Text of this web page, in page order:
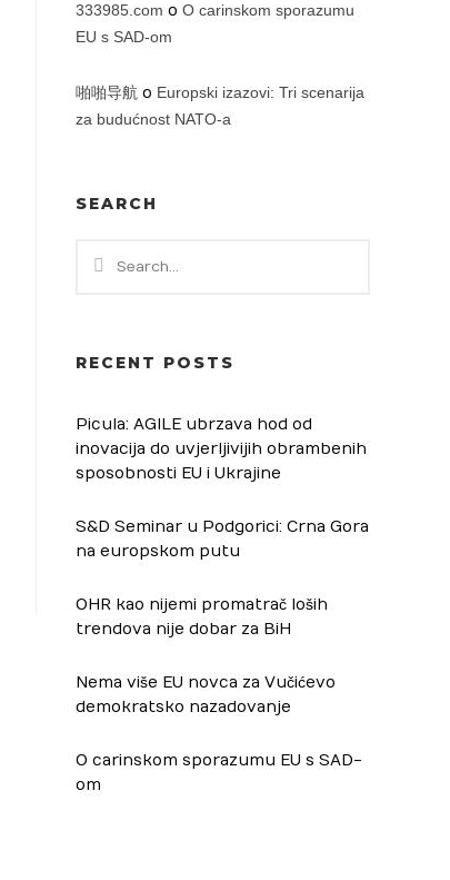
333985.com o O carinskom sporazumu
EU s SAD-om
啪啪导航 o Europski izazovi: Tri scenarija
za budućnost NATO-a
SEARCH
RECENT POSTS
Picula: AGILE ubrzava hod od
inovacija do uvjerljivijih obrambenih
sposobnosti EU i Ukrajine
S&D Seminar u Podgorici: Crna Gora
na europskom putu
OHR kao nijemi promatrač loših
trendova nije dobar za BiH
Nema više EU novca za Vučićevo
demokratsko nazadovanje
O carinskom sporazumu EU s SAD-
om